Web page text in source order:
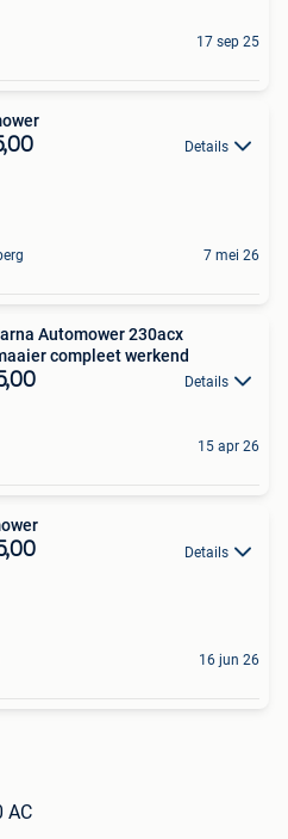
17 sep 25
Details
7 mei 26
Automower 230acx
compleet werkend
Details
15 apr 26
Details
16 jun 26
AC